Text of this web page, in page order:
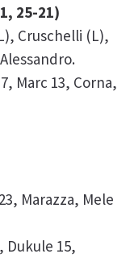
25-21)
Cruschelli (L),
Marc 13, Corna,
Marazza, Mele
Dukule 15,